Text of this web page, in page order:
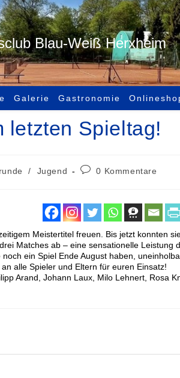
Blau-Weiß Herxheim
Galerie Gastronomie
letzten Spieltag!
/ Jugend 0 Kommentare
Meistertitel freuen. Bis jetzt konnten
Matches ab – eine sensationelle Leistung
ein Spiel Ende August haben,
alle Spieler und Eltern für euren Einsatz!
Arand, Johann Laux, Milo Lehnert, Rosa